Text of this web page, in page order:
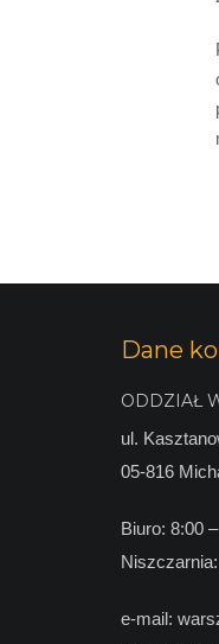
Dane
ODDZIAŁ
ul.
05-816
Biuro: 8:00
e-mail: